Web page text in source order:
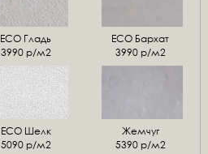
ЕСО Гладь
3990 р/м2
ECO Бархат
3990 р/м2
ЕСО Шелк
5090 р/м2
Жемчуг
5390 р/м2